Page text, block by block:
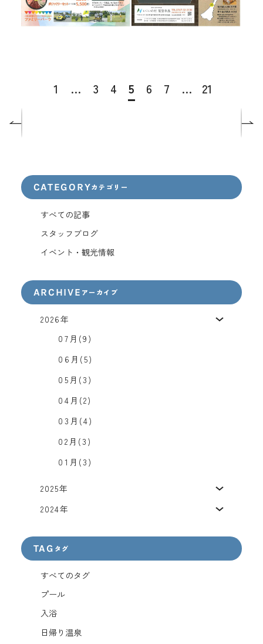
1 … 3 4 5 6 7 … 21
CATEGORYカテゴリー
すべての記事
スタッフブログ
イベント・観光情報
ARCHIVE アーカイブ
2026年
07月(9)
06月(5)
05月(3)
04月(2)
03月(4)
02月(3)
01月(3)
2025年
2024年
TAG タグ
すべてのタグ
プール
入浴
日帰り温泉